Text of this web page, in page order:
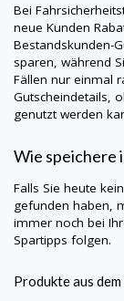
Bei
neue Kunden
Bestandskunden-
sparen, während
Fällen nur einmal
Gutscheindetails,
genutzt werden
Wie speichere
Falls Sie heute
gefunden haben,
immer noch bei
Spartipps folgen.
Produkte aus